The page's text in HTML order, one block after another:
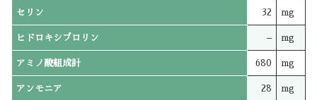
セリン 32 mg
ヒドロキシプロリン – mg
アミノ酸組成計 680 mg
アンモニア 28 mg